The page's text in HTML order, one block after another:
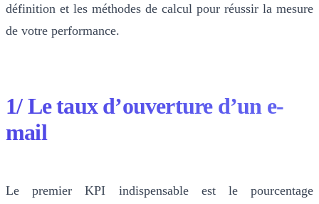
définition et les méthodes de calcul pour réussir la mesure
de votre performance.
1/ Le taux d’ouverture d’un e-
mail
Le premier KPI indispensable est le pourcentage